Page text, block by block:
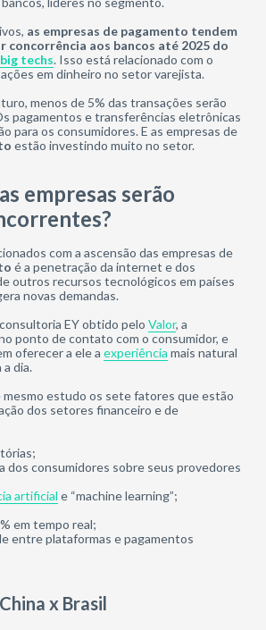
as empresas de pagamento tendem
concorrência aos bancos até 2025 do
big techs. Isso está relacionado com o
em dinheiro no setor varejista.
menos de 5% das transações serão
pagamentos e transferências eletrônicas
para os consumidores. E as empresas de
estão investindo muito no setor.
empresas serão
com a ascensão das empresas de
é a penetração da internet e dos
outros recursos tecnológicos em países
novas demandas.
EY obtido pelo Valor, a
ponto de contato com o consumidor, e
oferecer a ele a experiência mais natural
dia.
mesmo estudo os sete fatores que estão
dos setores financeiro e de
dos consumidores sobre seus provedores
artificial e “machine learning”;
em tempo real;
entre plataformas e pagamentos
x Brasil